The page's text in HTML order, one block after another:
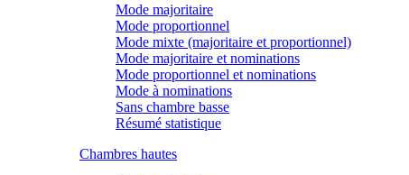
Mode majoritaire
Mode proportionnel
Mode mixte (majoritaire et proportionnel)
Mode majoritaire et nominations
Mode proportionnel et nominations
Mode à nominations
Sans chambre basse
Résumé statistique
Chambres hautes